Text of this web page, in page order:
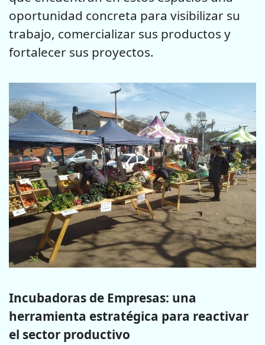
oportunidad concreta para visibilizar su
trabajo, comercializar sus productos y
fortalecer sus proyectos.
Incubadoras de Empresas: una
herramienta estratégica para reactivar
el sector productivo